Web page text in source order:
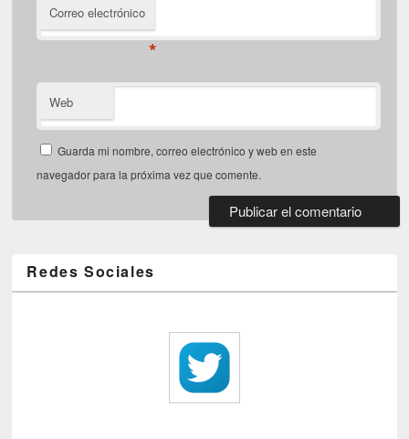
Correo electrónico
*
Web
Guarda mi nombre, correo electrónico y web en este
navegador para la próxima vez que comente.
Redes Sociales